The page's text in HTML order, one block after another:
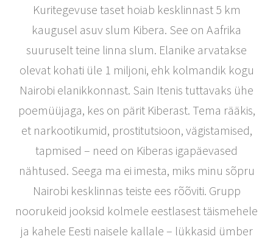
Kuritegevuse taset hoiab kesklinnast 5 km
kaugusel asuv slum Kibera. See on Aafrika
suuruselt teine linna slum. Elanike arvatakse
olevat kohati üle 1 miljoni, ehk kolmandik kogu
Nairobi elanikkonnast. Sain Itenis tuttavaks ühe
poemüüjaga, kes on pärit Kiberast. Tema rääkis,
et narkootikumid, prostitutsioon, vägistamised,
tapmised – need on Kiberas igapäevased
nähtused. Seega ma ei imesta, miks minu sõpru
Nairobi kesklinnas teiste ees rõõviti. Grupp
noorukeid jooksid kolmele eestlasest täismehele
ja kahele Eesti naisele kallale – lükkasid ümber